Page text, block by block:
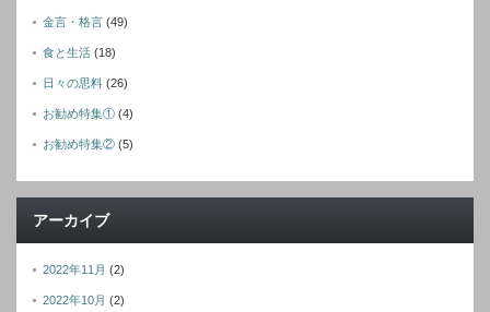
金言・格言 (49)
食と生活 (18)
日々の思料 (26)
お勧め特集① (4)
お勧め特集② (5)
アーカイブ
2022年11月 (2)
2022年10月 (2)